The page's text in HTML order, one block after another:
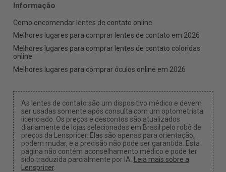
Informação
Como encomendar lentes de contato online
Melhores lugares para comprar lentes de contato em 2026
Melhores lugares para comprar lentes de contato coloridas
online
Melhores lugares para comprar óculos online em 2026
As lentes de contato são um dispositivo médico e devem
ser usadas somente após consulta com um optometrista
licenciado. Os preços e descontos são atualizados
diariamente de lojas selecionadas em Brasil pelo robô de
preços da Lenspricer. Elas são apenas para orientação,
podem mudar, e a precisão não pode ser garantida. Esta
página não contém aconselhamento médico e pode ter
sido traduzida parcialmente por IA.
Leia mais sobre a
Lenspricer.